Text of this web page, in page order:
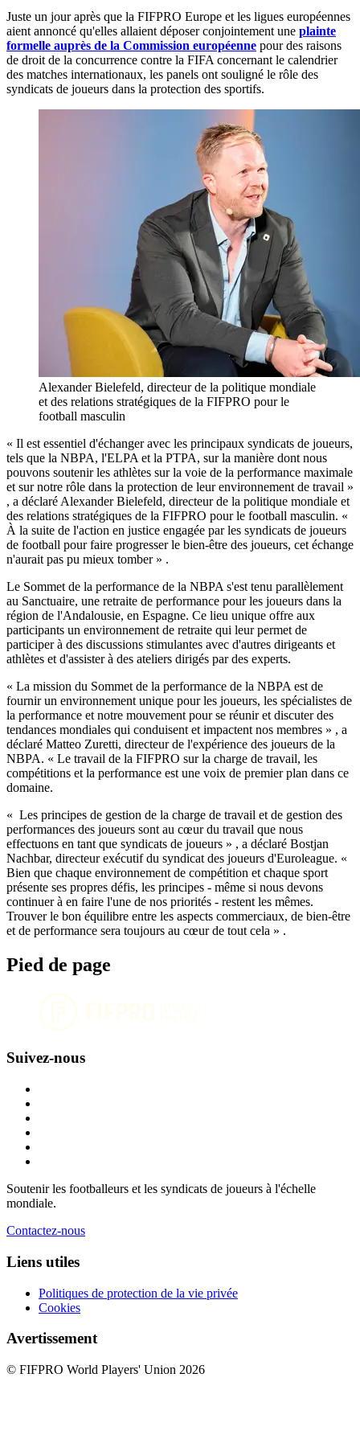
Juste un jour après que la FIFPRO Europe et les ligues européennes
aient annoncé qu'elles allaient déposer conjointement une plainte
formelle auprès de la Commission européenne pour des raisons
de droit de la concurrence contre la FIFA concernant le calendrier
des matches internationaux, les panels ont souligné le rôle des
syndicats de joueurs dans la protection des sportifs.
Alexander Bielefeld, directeur de la politique mondiale
et des relations stratégiques de la FIFPRO pour le
football masculin
« Il est essentiel d'échanger avec les principaux syndicats de joueurs,
tels que la NBPA, l'ELPA et la PTPA, sur la manière dont nous
pouvons soutenir les athlètes sur la voie de la performance maximale
et sur notre rôle dans la protection de leur environnement de travail »
, a déclaré Alexander Bielefeld, directeur de la politique mondiale et
des relations stratégiques de la FIFPRO pour le football masculin. «
À la suite de l'action en justice engagée par les syndicats de joueurs
de football pour faire progresser le bien-être des joueurs, cet échange
n'aurait pas pu mieux tomber » .
Le Sommet de la performance de la NBPA s'est tenu parallèlement
au Sanctuaire, une retraite de performance pour les joueurs dans la
région de l'Andalousie, en Espagne. Ce lieu unique offre aux
participants un environnement de retraite qui leur permet de
participer à des discussions stimulantes avec d'autres dirigeants et
athlètes et d'assister à des ateliers dirigés par des experts.
« La mission du Sommet de la performance de la NBPA est de
fournir un environnement unique pour les joueurs, les spécialistes de
la performance et notre mouvement pour se réunir et discuter des
tendances mondiales qui conduisent et impactent nos membres » , a
déclaré Matteo Zuretti, directeur de l'expérience des joueurs de la
NBPA. « Le travail de la FIFPRO sur la charge de travail, les
compétitions et la performance est une voix de premier plan dans ce
domaine.
« Les principes de gestion de la charge de travail et de gestion des
performances des joueurs sont au cœur du travail que nous
effectuons en tant que syndicats de joueurs » , a déclaré Bostjan
Nachbar, directeur exécutif du syndicat des joueurs d'Euroleague. «
Bien que chaque environnement de compétition et chaque sport
présente ses propres défis, les principes - même si nous devons
continuer à en faire l'une de nos priorités - restent les mêmes.
Trouver le bon équilibre entre les aspects commerciaux, de bien-être
et de performance sera toujours au cœur de tout cela » .
Pied de page
Suivez-nous
Soutenir les footballeurs et les syndicats de joueurs à l'échelle
mondiale.
Contactez-nous
Liens utiles
Politiques de protection de la vie privée
Cookies
Avertissement
© FIFPRO World Players' Union 2026